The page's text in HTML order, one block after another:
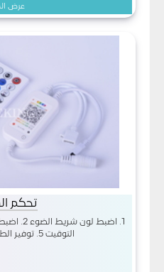
عرض
تحكم
التوقيت 5. توفير الطاقة وحماية البيئة